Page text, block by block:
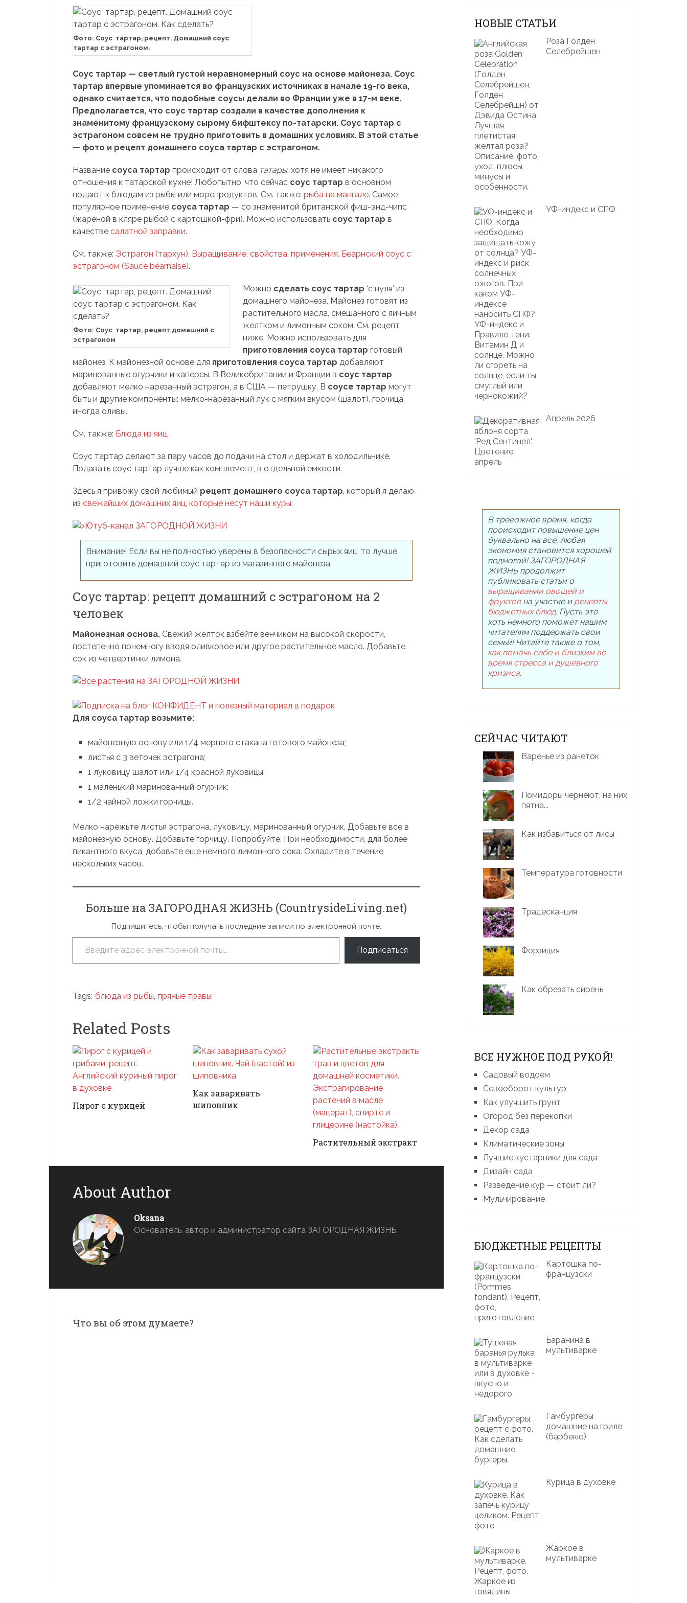
Фото: Соус тартар, рецепт. Домашний соус
тартар с эстрагоном.
Соус тартар — светлый густой неравномерный соус на основе майонеза. Соус
тартар впервые упоминается во французских источниках в начале 19-го века,
однако считается, что подобные соусы делали во Франции уже в 17-м веке.
Предполагается, что соус тартар создали в качестве дополнения к
знаменитому французскому сырому бифштексу по-татарски. Соус тартар с
эстрагоном совсем не трудно приготовить в домашних условиях. В этой статье
— фото и рецепт домашнего соуса тартар с эстрагоном.
Название соуса тартар происходит от слова татары, хотя не имеет никакого
отношения к татарской кухне! Любопытно, что сейчас соус тартар в основном
подают к блюдам из рыбы или морепродуктов. См. также: рыба на мангале. Самое
популярное применение соуса тартар — со знаменитой британской фиш-энд-чипс
(жареной в кляре рыбой с картошкой-фри). Можно использовать соус тартар в
качестве салатной заправки.
См. также: Эстрагон (тархун). Выращивание, свойства, применения. Беарнский соус с
эстрагоном (Sauce béarnaise).
Фото: Соус тартар, рецепт домашний с
эстрагоном
Можно сделать соус тартар ‘с нуля’ из
домашнего майонеза. Майонез готовят из
растительного масла, смешанного с яичным
желтком и лимонным соком. См. рецепт
ниже. Можно использовать для
приготовления соуса тартар готовый
майонез. К майонезной основе для приготовления соуса тартар добавляют
маринованные огурчики и каперсы. В Великобритании и Франции в соус тартар
добавляют мелко нарезанный эстрагон, а в США — петрушку. В соусе тартар могут
быть и другие компоненты: мелко-нарезанный лук с мягким вкусом (шалот), горчица,
иногда оливы.
См. также: Блюда из яиц.
Соус тартар делают за пару часов до подачи на стол и держат в холодильнике.
Подавать соус тартар лучше как комплемент, в отдельной емкости.
Здесь я привожу свой любимый рецепт домашнего соуса тартар, который я делаю
из свежайших домашних яиц, которые несут наши куры.
Внимание! Если вы не полностью уверены в безопасности сырых яиц, то лучше
приготовить домашний соус тартар из магазинного майонеза.
Соус тартар: рецепт домашний с эстрагоном на 2
человек
Майонезная основа. Свежий желток взбейте венчиком на высокой скорости,
постепенно понемногу вводя оливковое или другое растительное масло. Добавьте
сок из четвертинки лимона.
Для соуса тартар возьмите:
майонезную основу или 1/4 мерного стакана готового майонеза;
листья с 3 веточек эстрагона;
1 луковицу шалот или 1/4 красной луковицы;
1 маленький маринованный огурчик;
1/2 чайной ложки горчицы.
Мелко нарежьте листья эстрагона, луковицу, маринованный огурчик. Добавьте все в
майонезную основу. Добавьте горчицу. Попробуйте. При необходимости, для более
пикантного вкуса, добавьте еще немного лимонного сока. Охладите в течение
нескольких часов.
Больше на ЗАГОРОДНАЯ ЖИЗНЬ (CountrysideLiving.net)
Подпишитесь, чтобы получать последние записи по электронной почте.
Введите адрес электронной почты…
Подписаться
Tags: блюда из рыбы, пряные травы
Related Posts
Пирог с курицей
Как заваривать
шиповник
Растительный экстракт
About Author
Oksana
Основатель, автор и администратор сайта ЗАГОРОДНАЯ ЖИЗНЬ
Что вы об этом думаете?
НОВЫЕ СТАТЬИ
Роза Голден
Селебрейшен
УФ-индекс и СПФ
Апрель 2026
В тревожное время, когда
происходит повышение цен
буквально на все, любая
экономия становится хорошей
подмогой! ЗАГОРОДНАЯ
ЖИЗНЬ продолжит
публиковать статьи о
выращивании овощей и
фруктов на участке и рецепты
бюджетных блюд. Пусть это
хоть немного поможет нашим
читателям поддержать свои
семьи! Читайте также о том,
как помочь себе и близким во
время стресса и душевного
кризиса.
СЕЙЧАС ЧИТАЮТ
Варенье из ранеток
Помидоры чернеют, на них
пятна...
Как избавиться от лисы
Температура готовности
Традесканция
Форзиция
Как обрезать сирень
ВСЕ НУЖНОЕ ПОД РУКОЙ!
Садовый водоем
Севооборот культур
Как улучшить грунт
Огород без перекопки
Декор сада
Климатические зоны
Лучшие кустарники для сада
Дизайн сада
Разведение кур — стоит ли?
Мульчирование
БЮДЖЕТНЫЕ РЕЦЕПТЫ
Картошка по-
французски
Баранина в
мультиварке
Гамбургеры
домашние на гриле
(барбекю)
Курица в духовке
Жаркое в
мультиварке